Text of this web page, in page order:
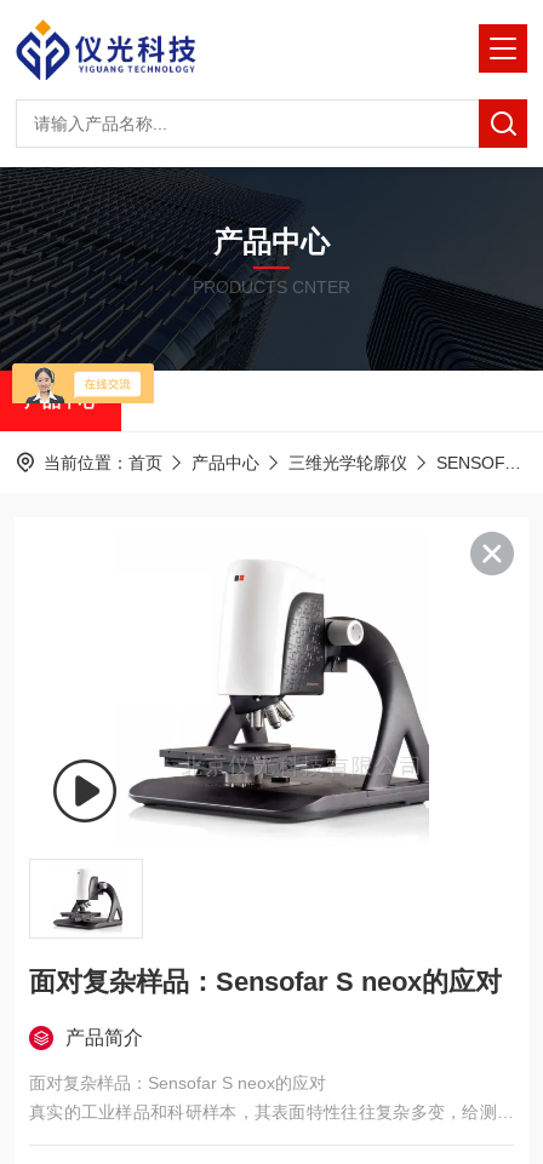
产品中心
PRODUCTS CNTER
产品中心
当前位置： 首页 产品中心 三维光学轮廓仪 SENSOFAR共聚焦白光干涉仪
面对复杂样品：Sensofar S neox的应对
产品简介
面对复杂样品：Sensofar S neox的应对
真实的工业样品和科研样本，其表面特性往往复杂多变，给测量
带来诸多挑战。样品可能同时包含光滑区域和粗糙区域，具有高